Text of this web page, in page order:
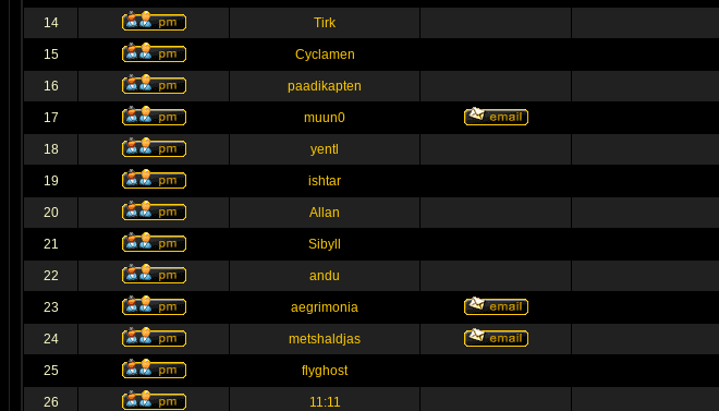
14 Tirk
15 Cyclamen
16 paadikapten
17 muun0
18 yentl
19 ishtar
20 Allan
21 Sibyll
22 andu
23 aegrimonia
24 metshaldjas
25 flyghost
26 11:11